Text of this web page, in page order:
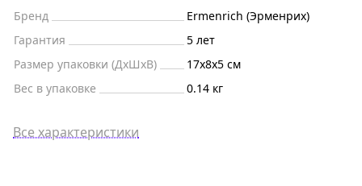
Бренд
Ermenrich (Эрменрих)
Гарантия
5 лет
Размер упаковки (ДxШxВ)
17x8x5 см
Вес в упаковке
0.14 кг
Все характеристики